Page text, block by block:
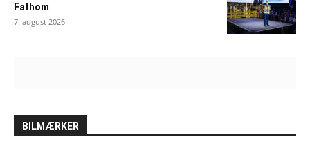
Fathom
7. august 2026
BILMÆRKER